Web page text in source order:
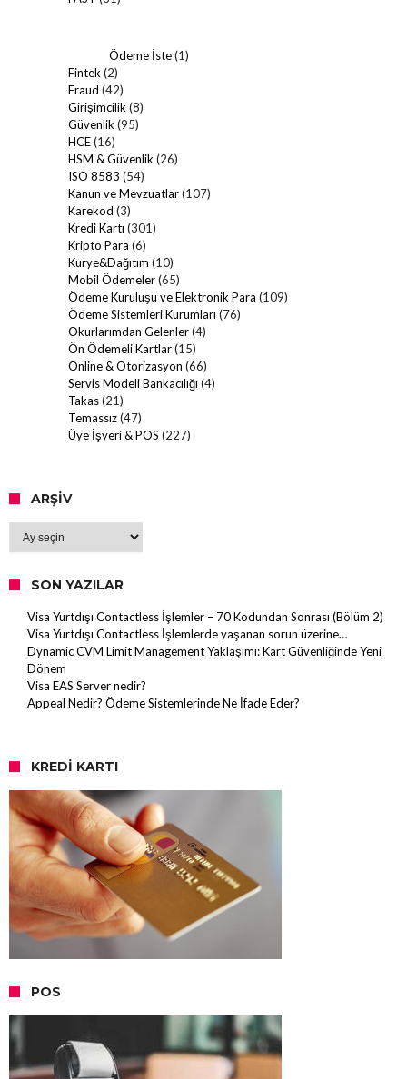
Ödeme İste(1)
Fintek (2)
Fraud (42)
Girişimcilik (8)
Güvenlik (95)
HCE(16)
HSM & Güvenlik (26)
ISO 8583 (54)
Kanun ve Mevzuatlar(107)
Karekod (3)
Kredi Kartı (301)
Kripto Para (6)
Kurye&Dağıtım (10)
Mobil Ödemeler(65)
Ödeme Kuruluşu ve Elektronik Para (109)
Ödeme Sistemleri Kurumları (76)
Okurlarımdan Gelenler(4)
Ön Ödemeli Kartlar(15)
Online & Otorizasyon (66)
Servis Modeli Bankacılığı (4)
Takas(21)
Temassız(47)
Üye İşyeri & POS (227)
ARŞIV
SON YAZILAR
Visa Yurtdışı Contactless İşlemler – 70 Kodundan Sonrası (Bölüm 2)
Visa Yurtdışı Contactless İşlemlerde yaşanan sorun üzerine…
Dynamic CVM Limit Management Yaklaşımı: Kart Güvenliğinde Yeni
Dönem
Visa EAS Server nedir?
Appeal Nedir? Ödeme Sistemlerinde Ne İfade Eder?
KREDI KARTI
POS